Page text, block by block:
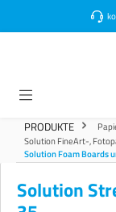
PRODUKTE
Solution FineArt-,
Solution Foam Boards
Solution